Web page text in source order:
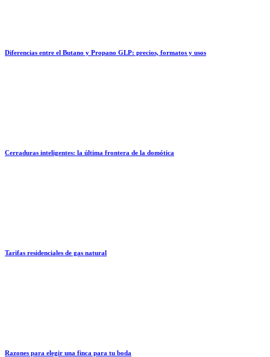
Diferencias entre el Butano y Propano GLP: precios, formatos y usos
Cerraduras inteligentes: la última frontera de la domótica
Tarifas residenciales de gas natural
Razones para elegir una finca para tu boda